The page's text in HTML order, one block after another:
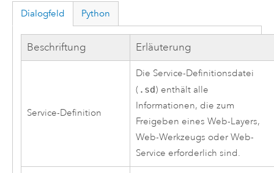
Dialogfeld Python
Beschriftung Erläuterung
Service-Definition
Die Service-Definitionsdatei
( .sd) enthält alle
Informationen, die zum
Freigeben eines Web-Layers,
Web-Werkzeugs oder Web-
Service erforderlich sind.